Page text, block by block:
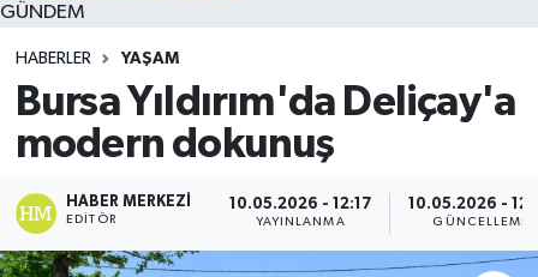
GÜNDEM
HABERLER YAŞAM
Bursa Yıldırım'da Deliçay'a
modern dokunuş
HABER MERKEZI
EDITÖR
10.05.2026 - 12:17
YAYINLANMA
10.05.2026 -
GÜNCELLEME
MAGAZİN
YAŞAM
Tüm Manşetler
Son Dakika Haberleri
Haber Arşivi